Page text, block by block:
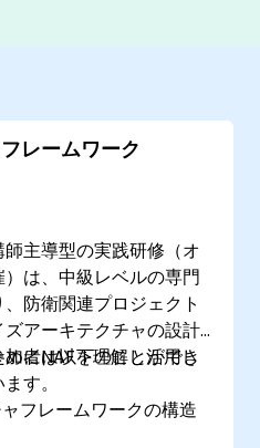
レームワーク
主導型の実践研修（オ
は、中級レベルの専門
防衛関連プロジェクト
アーキテクチャの設計
にNAFを理解し活用し
す。
者は以下のことができ
フレームワークの構造